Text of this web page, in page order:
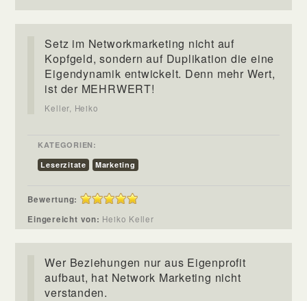
Setz im Networkmarketing nicht auf
Kopfgeld, sondern auf Duplikation die eine
Eigendynamik entwickelt. Denn mehr Wert,
ist der MEHRWERT!
Keller, Heiko
KATEGORIEN:
Leserzitate
Marketing
Bewertung:
Eingereicht von: Heiko Keller
Wer Beziehungen nur aus Eigenprofit
aufbaut, hat Network Marketing nicht
verstanden.